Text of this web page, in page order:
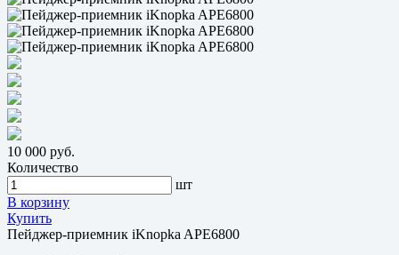
10 000 руб.
Количество
шт
В корзину
Купить
Пейджер-приемник iKnopka APE6800